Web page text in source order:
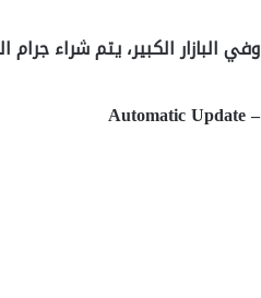
وفي البازار الكبير، يتم شراء جرام الذهب بـ 3039 ليرة
– Automatic Update